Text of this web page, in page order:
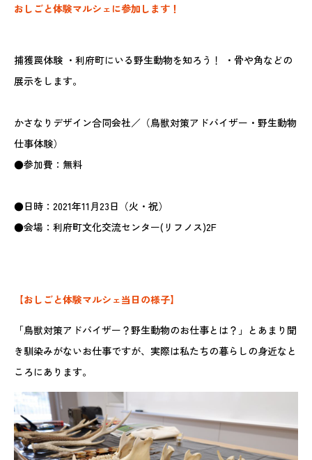
おしごと体験マルシェに参加します！
捕獲罠体験 ・利府町にいる野生動物を知ろう！ ・骨や角などの
展示をします。
かさなりデザイン合同会社／（鳥獣対策アドバイザー・野生動物
仕事体験）
●参加費：無料
●日時：2021年11月23日（火・祝）
●会場：利府町文化交流センター(リフノス)2F
【おしごと体験マルシェ当日の様子】
「鳥獣対策アドバイザー？野生動物のお仕事とは？」とあまり聞
き馴染みがないお仕事ですが、実際は私たちの暮らしの身近なと
ころにあります。